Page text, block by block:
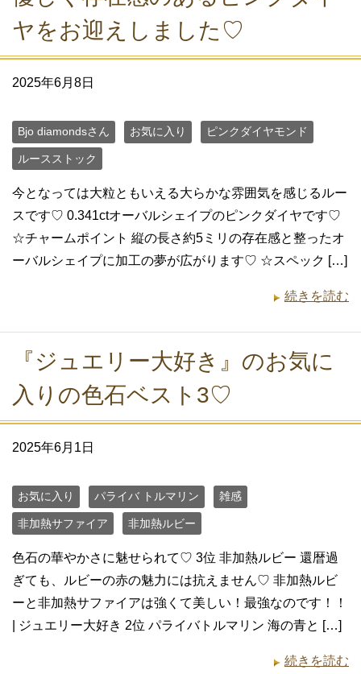
ヤをお迎えしました♡
2025年6月8日
Bjo diamondsさん お気に入り ピンクダイヤモンド
ルースストック
今となっては大粒ともいえる大らかな雰囲気を感じるルー
スです♡ 0.341ctオーバルシェイプのピンクダイヤです♡
☆チャームポイント 縦の長さ約5ミリの存在感と整ったオ
ーバルシェイプに加工の夢が広がります♡ ☆スペック […]
続きを読む
『ジュエリー大好き』のお気に
入りの色石ベスト3♡
2025年6月1日
お気に入り パライバ トルマリン 雑感
非加熱サファイア 非加熱ルビー
色石の華やかさに魅せられて♡ 3位 非加熱ルビー 還暦過
ぎても、ルビーの赤の魅力には抗えません♡ 非加熱ルビ
ーと非加熱サファイアは強くて美しい！最強なのです！！
| ジュエリー大好き 2位 パライバトルマリン 海の青と […]
続きを読む